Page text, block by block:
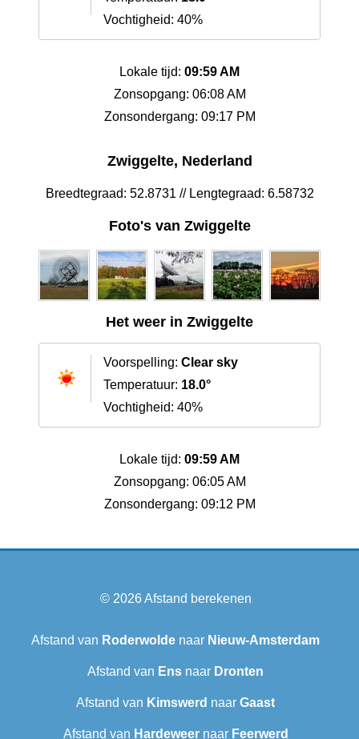
Vochtigheid: 40%
Lokale tijd: 09:59 AM
Zonsopgang: 06:08 AM
Zonsondergang: 09:17 PM
Zwiggelte, Nederland
Breedtegraad: 52.8731 // Lengtegraad: 6.58732
Foto's van Zwiggelte
Het weer in Zwiggelte
Voorspelling: Clear sky
Temperatuur: 18.0°
Vochtigheid: 40%
Lokale tijd: 09:59 AM
Zonsopgang: 06:05 AM
Zonsondergang: 09:12 PM
© 2026Afstand berekenen
Afstand van Roderwolde naar Nieuw-Amsterdam
Afstand van Ens naar Dronten
Afstand van Kimswerd naar Gaast
Afstand van Hardeweernaar Feerwerd